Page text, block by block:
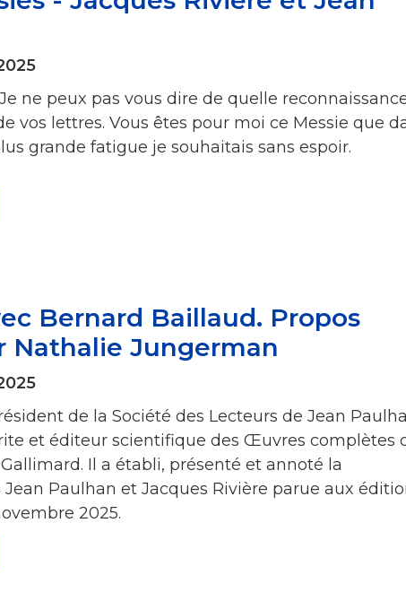
ne peux pas vous dire de quelle
vos lettres. Vous êtes pour moi ce Messie que
grande fatigue je souhaitais sans espoir.
Bernard Baillaud. Propos
Nathalie Jungerman
de la Société des Lecteurs de Jean
et éditeur scientifique des Œuvres complètes
Il a établi, présenté et annoté la
Paulhan et Jacques Rivière parue aux
2025.